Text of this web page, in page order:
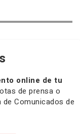
online de tu
de prensa o
Comunicados de